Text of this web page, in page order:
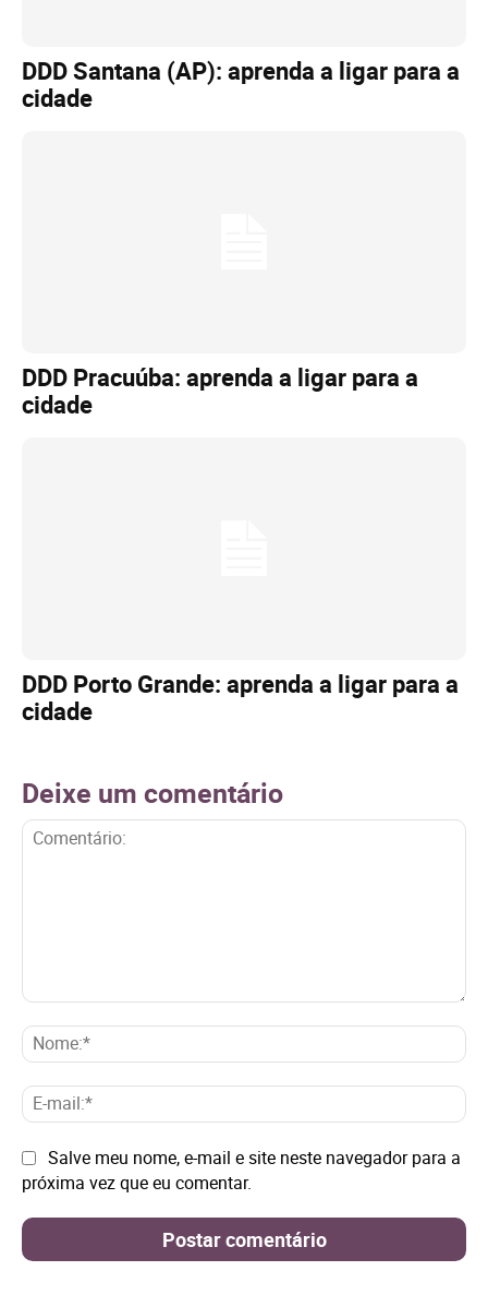
DDD Santana (AP): aprenda a ligar para a
cidade
DDD Pracuúba: aprenda a ligar para a
cidade
DDD Porto Grande: aprenda a ligar para a
cidade
Deixe um comentário
E-
Site: Salve meu nome, e-mail e site neste navegador para a
próxima vez que eu comentar.